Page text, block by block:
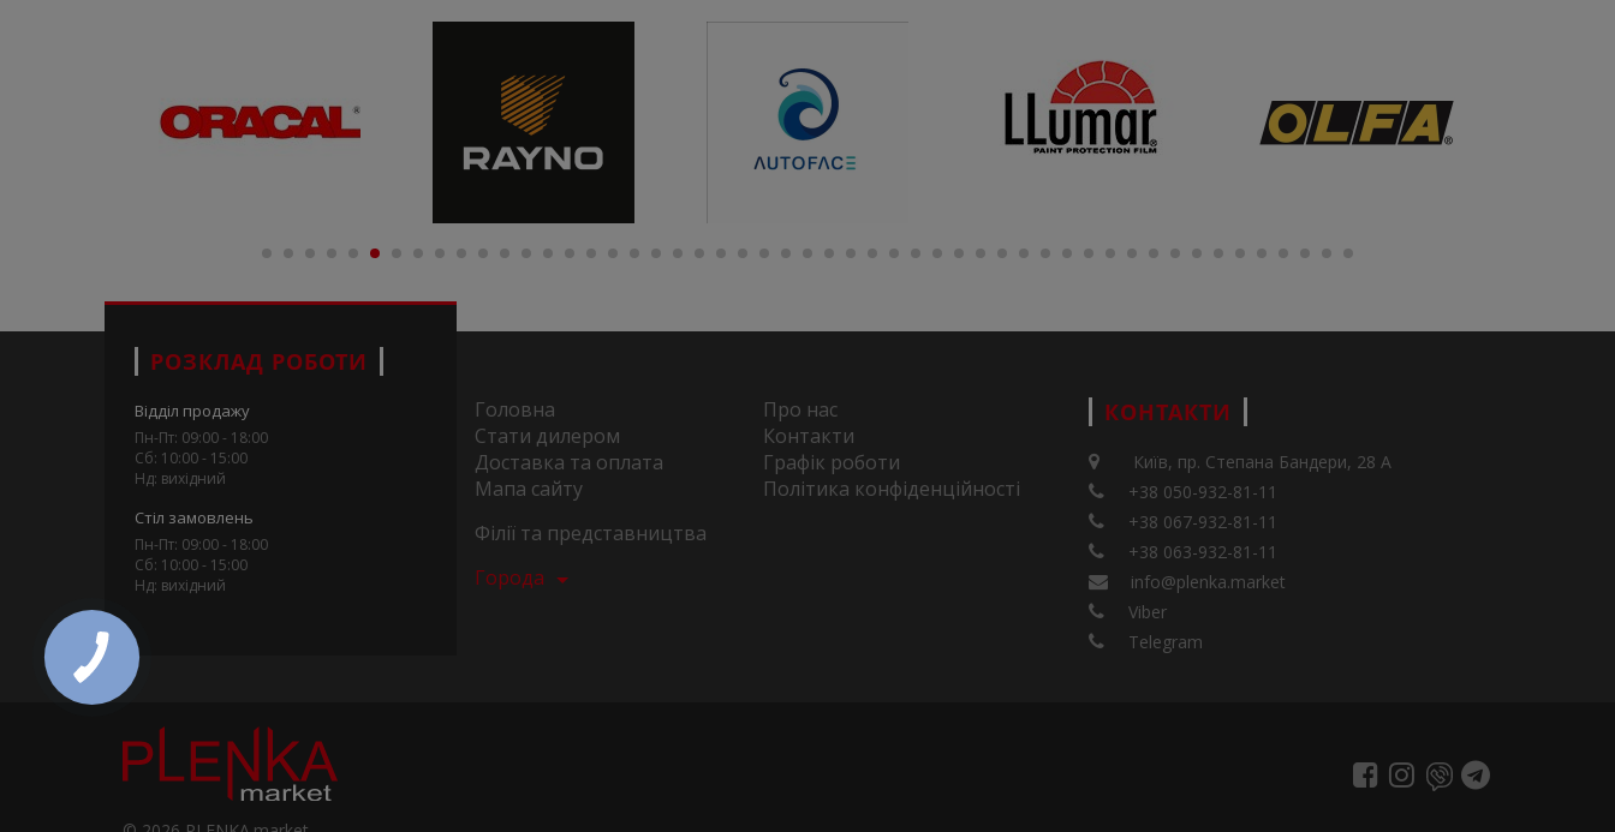
РОЗКЛАД РОБОТИ
Відділ продажу
Пн-Пт: 09:00 - 18:00
Сб: 10:00 - 15:00
Нд: вихідний
Стіл замовлень
Пн-Пт: 09:00 - 18:00
Сб: 10:00 - 15:00
Нд: вихідний
Головна
Про нас
Стати дилером
Контакти
Доставка та оплата
Графік роботи
Мапа сайту
Політика конфіденційності
Філії та представництва
Города
КОНТАКТИ
Київ, пр. Степана Бандери, 28 А
+38 050-932-81-11
+38 067-932-81-11
+38 063-932-81-11
info@plenka.market
Viber
Telegram